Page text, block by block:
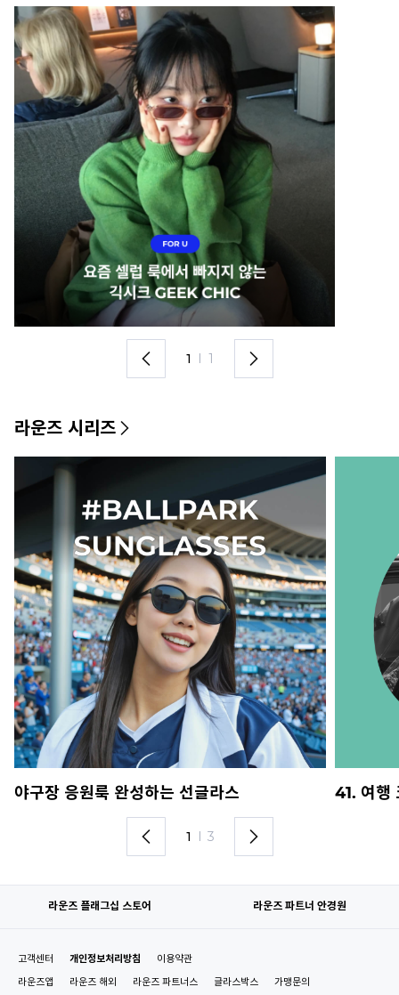
1 I 1
라운즈 시리즈
야구장 응원룩 완성하는 선글라스 41. 여행
1 I 3
라운즈 플래그십 스토어 라운즈 파트너 안경원
고객센터 개인정보처리방침
이용약관
라운즈앱
라운즈 해외 라운즈 파트너스 글라스박스 가맹문의